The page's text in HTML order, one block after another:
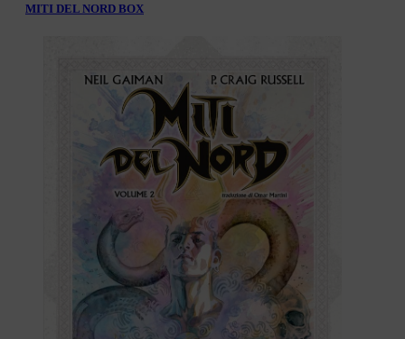
MITI DEL NORD BOX